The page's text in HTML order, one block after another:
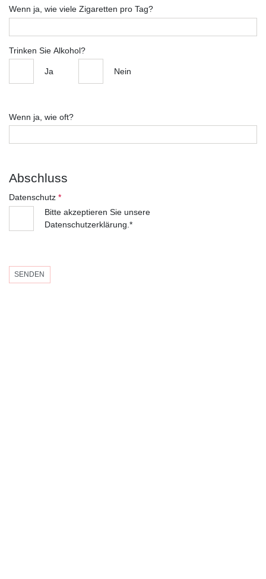
Wenn ja, wie viele Zigaretten pro Tag?
Trinken Sie Alkohol?
Ja Nein
Wenn ja, wie oft?
Abschluss
Datenschutz *
Bitte akzeptieren Sie unsere
Datenschutzerklärung.*
SENDEN